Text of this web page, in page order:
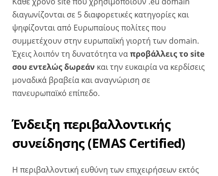
διαγωνίζονται σε 5 διαφορετικές κατηγορίες και
ψηφίζονται από Ευρωπαίους πολίτες που
συμμετέχουν στην ευρωπαϊκή γιορτή των domain.
Έχεις λοιπόν τη δυνατότητα ναπροβάλλεις το site
σου εντελώς δωρεάν και την ευκαιρία να κερδίσεις
μοναδικά βραβεία και αναγνώριση σε
πανευρωπαϊκό επίπεδο.
Ένδειξη περιβαλλοντικής
συνείδησης (EMAS Certified)
Η περιβαλλοντική ευθύνη των επιχειρήσεων εκτός